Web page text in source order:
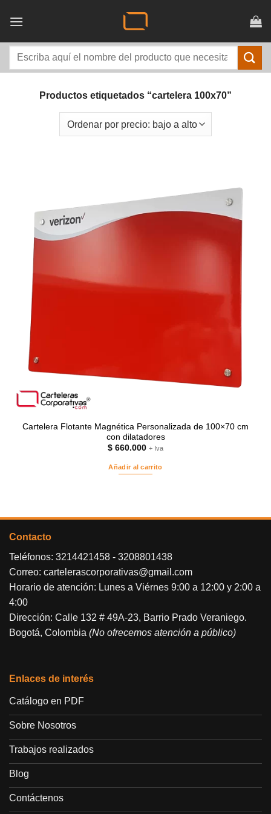
Buscar
Productos etiquetados “cartelera 100x70”
Cartelera Flotante Magnética Personalizada de 100×70 cm
con dilatadores
$ 660.000 + Iva
Añadir al carrito
Contacto
Teléfonos: 3214421458 - 3208801438
Correo: cartelerascorporativas@gmail.com
Horario de atención: Lunes a Viérnes 9:00 a 12:00 y 2:00 a
4:00
Dirección: Calle 132 # 49A-23, Barrio Prado Veraniego.
Bogotá, Colombia (No ofrecemos atención a público)
Enlaces de interés
Catálogo en PDF
Sobre Nosotros
Trabajos realizados
Blog
Contáctenos